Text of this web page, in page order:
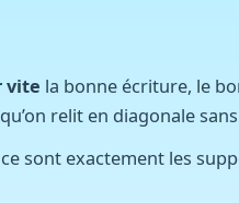
vite la bonne écriture, le
relit en diagonale
sont exactement les